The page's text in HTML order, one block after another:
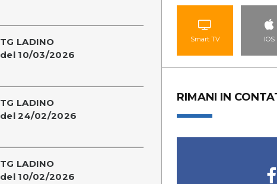
TG LADINO
del 10/03/2026
TG LADINO
del 24/02/2026
TG LADINO
del 10/02/2026
Smart TV IOS
RIMANI IN